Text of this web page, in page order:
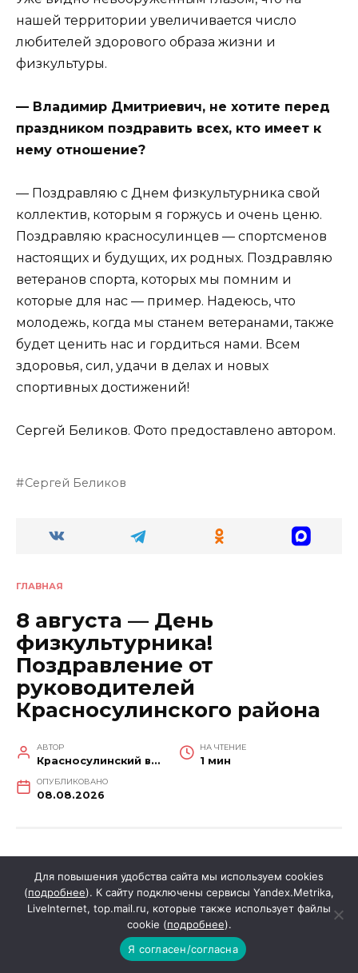
нашей территории увеличивается число
любителей здорового образа жизни и
физкультуры.
— Владимир Дмитриевич, не хотите перед
праздником поздравить всех, кто имеет к
нему отношение?
— Поздравляю с Днем физкультурника свой
коллектив, которым я горжусь и очень ценю.
Поздравляю красносулинцев — спортсменов
настоящих и будущих, их родных. Поздравляю
ветеранов спорта, которых мы помним и
которые для нас — пример. Надеюсь, что
молодежь, когда мы станем ветеранами, также
будет ценить нас и гордиться нами. Всем
здоровья, сил, удачи в делах и новых
спортивных достижений!
Сергей Беликов. Фото предоставлено автором.
Сергей Беликов
ГЛАВНАЯ
8 августа — День
физкультурника!
Поздравление от
руководителей
Красносулинского района
АВТОР
Красносулинский вестник
НА ЧТЕНИЕ
1 мин
ОПУБЛИКОВАНО
08.08.2026
спорта и любители физической культуры!
От всей души поздравляем вас с праздником
спорта и здоровья – Днем физкультурника!
Для повышения удобства сайта мы используем cookies
(подробнее). К сайту подключены сервисы Yandex.Metrika,
LiveInternet, top.mail.ru, которые также использует файлы
cookie (подробнее).
Я согласен/согласна